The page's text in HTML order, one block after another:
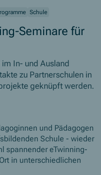
Schule
Seminare für
In- und Ausland
zu Partnerschulen in
geknüpft werden.
und Pädagogen
Schule - wieder
spannender eTwinning-
in unterschiedlichen